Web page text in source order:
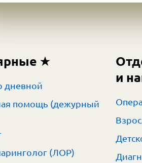
дневной
помощь (дежурный
(ЛОР)
и